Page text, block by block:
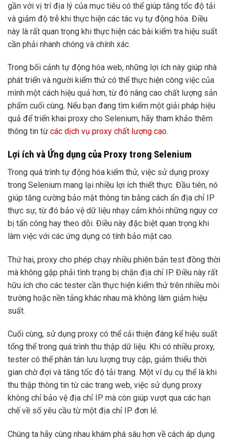
gần với vị trí địa lý của mục tiêu có thể giúp tăng tốc độ tải
và giảm độ trễ khi thực hiện các tác vụ tự động hóa. Điều
này là rất quan trọng khi thực hiện các bài kiểm tra hiệu suất
cần phải nhanh chóng và chính xác.
Trong bối cảnh tự động hóa web, những lợi ích này giúp nhà
phát triển và người kiểm thử có thể thực hiện công việc của
mình một cách hiệu quả hơn, từ đó nâng cao chất lượng sản
phẩm cuối cùng. Nếu bạn đang tìm kiếm một giải pháp hiệu
quả để triển khai proxy cho Selenium, hãy tham khảo thêm
thông tin từ các dịch vụ proxy chất lượng cao.
Lợi ích và Ứng dụng của Proxy trong Selenium
Trong quá trình tự động hóa kiểm thử, việc sử dụng proxy
trong Selenium mang lại nhiều lợi ích thiết thực. Đầu tiên, nó
giúp tăng cường bảo mật thông tin bằng cách ẩn địa chỉ IP
thực sự, từ đó bảo vệ dữ liệu nhạy cảm khỏi những nguy cơ
bị tấn công hay theo dõi. Điều này đặc biệt quan trọng khi
làm việc với các ứng dụng có tính bảo mật cao.
Thứ hai, proxy cho phép chạy nhiều phiên bản test đồng thời
mà không gặp phải tình trạng bị chặn địa chỉ IP. Điều này rất
hữu ích cho các tester cần thực hiện kiểm thử trên nhiều môi
trường hoặc nền tảng khác nhau mà không làm giảm hiệu
suất.
Cuối cùng, sử dụng proxy có thể cải thiện đáng kể hiệu suất
tổng thể trong quá trình thu thập dữ liệu. Khi có nhiều proxy,
tester có thể phân tán lưu lượng truy cập, giảm thiểu thời
gian chờ đợi và tăng tốc độ tải trang. Một ví dụ cụ thể là khi
thu thập thông tin từ các trang web, việc sử dụng proxy
không chỉ bảo vệ địa chỉ IP mà còn giúp vượt qua các hạn
chế về số yêu cầu từ một địa chỉ IP đơn lẻ.
Chúng ta hãy cùng nhau khám phá sâu hơn về cách áp dụng